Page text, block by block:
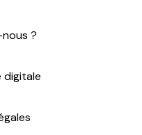
?
digitale